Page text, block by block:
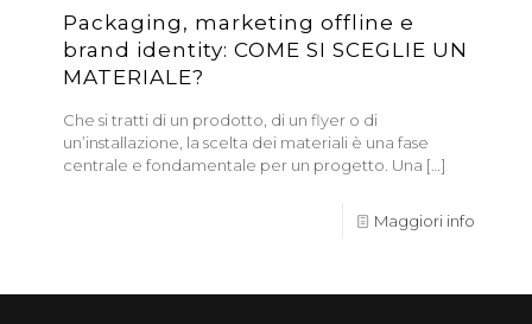
Packaging, marketing offline e
brand identity: COME SI SCEGLIE UN
MATERIALE?
Che si tratti di un prodotto, di un flyer o di
un’installazione, la scelta dei materiali è una fase
centrale e fondamentale per un progetto. Una […]
Maggiori info